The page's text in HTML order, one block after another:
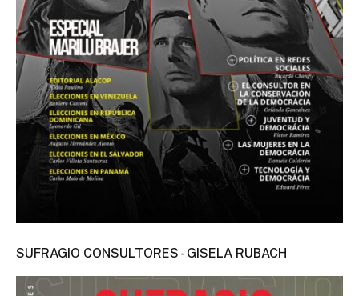
SUFRAGIO CONSULTORES - GISELA RUBACH